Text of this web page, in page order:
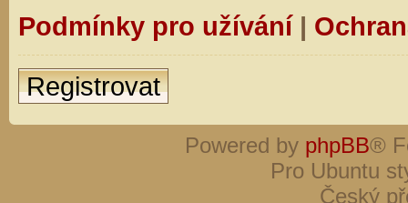
Podmínky pro užívání|
Registrovat
Powered by phpBB®
Pro Ubuntu
Český